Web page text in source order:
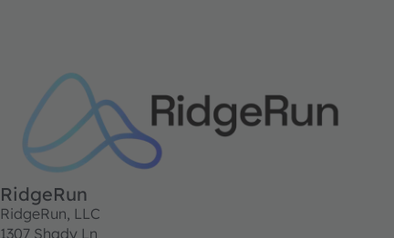
RidgeRun
RidgeRun, LLC
1307 Shady Ln